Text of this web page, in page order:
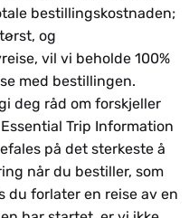
bestillingskostnaden;
og
vil vi beholde 100%
med bestillingen.
deg råd om forskjeller
Trip Information
på det sterkeste å
når du bestiller, som
du forlater en reise av en